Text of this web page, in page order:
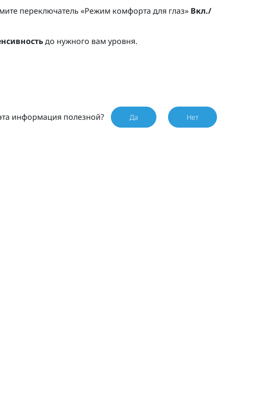
переключатель «Режим комфорта для глаз» Вкл./
до нужного вам уровня.
информация полезной? Да Нет